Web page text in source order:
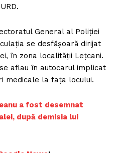
General al Poliţiei
se desfăşoară dirijat
în zona localităţii Leţcani.
aflau în autocarul implicat
medicale la faţa locului.
a fost desemnat
după demisia lui